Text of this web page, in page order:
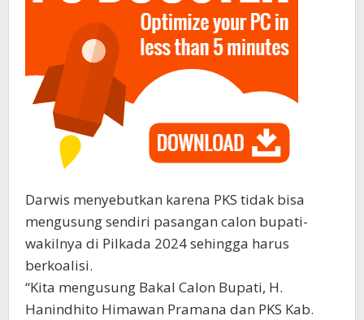
Darwis menyebutkan karena PKS tidak bisa
mengusung sendiri pasangan calon bupati-
wakilnya di Pilkada 2024 sehingga harus
berkoalisi.
“Kita mengusung Bakal Calon Bupati, H.
Hanindhito Himawan Pramana dan PKS Kab.